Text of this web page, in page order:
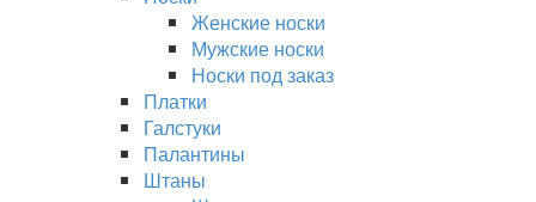
Женские носки
Мужские носки
Носки под заказ
Платки
Галстуки
Палантины
Штаны